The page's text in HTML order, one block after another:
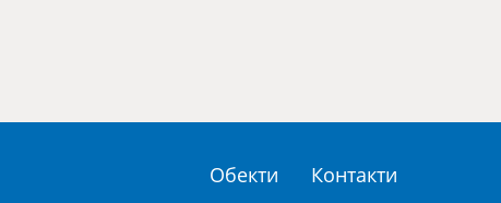
Обекти Контакти